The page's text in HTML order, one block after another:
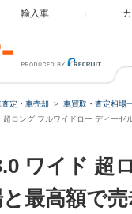
輸入車
定・車売却 車買取・査定相場
ロング フルワイドロー ディーゼ
ワイド 超
最高額で